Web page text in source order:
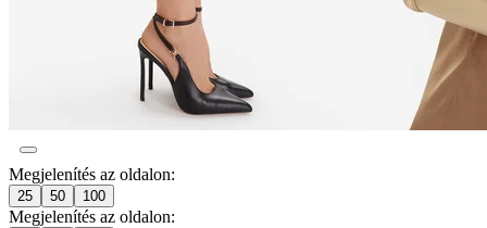
Megjelenítés az oldalon:
25 50 100
Megjelenítés az oldalon: